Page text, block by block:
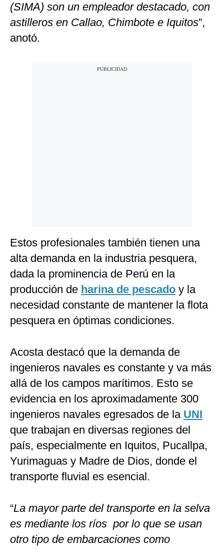
(SIMA) son un empleador destacado, con
astilleros en Callao, Chimbote e Iquitos”,
anotó.
Estos profesionales también tienen una
alta demanda en la industria pesquera,
dada la prominencia de Perú en la
producción de harina de pescado y la
necesidad constante de mantener la flota
pesquera en óptimas condiciones.
Acosta destacó que la demanda de
ingenieros navales es constante y va más
allá de los campos marítimos. Esto se
evidencia en los aproximadamente 300
ingenieros navales egresados de la UNI
que trabajan en diversas regiones del
país, especialmente en Iquitos, Pucallpa,
Yurimaguas y Madre de Dios, donde el
transporte fluvial es esencial.
“La mayor parte del transporte en la selva
es mediante los ríos por lo que se usan
otro tipo de embarcaciones como